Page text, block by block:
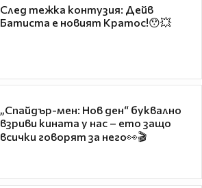
След тежка контузия: Дейв
Батиста е новият Кратос!😯💥
„Спайдър-мен: Нов ден“ буквално
взриви кината у нас – ето защо
всички говорят за него👀🎬